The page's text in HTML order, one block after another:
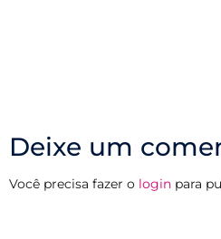
Deixe um
Você precisa fazer o login para